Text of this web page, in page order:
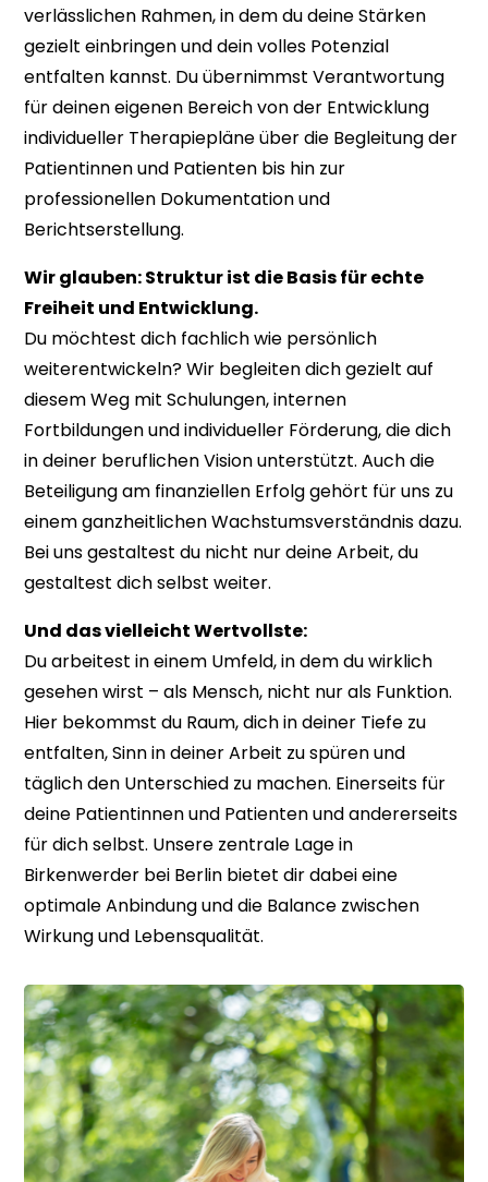
verlässlichen Rahmen, in dem du deine Stärken
gezielt einbringen und dein volles Potenzial
entfalten kannst. Du übernimmst Verantwortung
für deinen eigenen Bereich von der Entwicklung
individueller Therapiepläne über die Begleitung der
Patientinnen und Patienten bis hin zur
professionellen Dokumentation und
Berichtserstellung.
Wir glauben: Struktur ist die Basis für echte
Freiheit und Entwicklung.
Du möchtest dich fachlich wie persönlich
weiterentwickeln? Wir begleiten dich gezielt auf
diesem Weg mit Schulungen, internen
Fortbildungen und individueller Förderung, die dich
in deiner beruflichen Vision unterstützt. Auch die
Beteiligung am finanziellen Erfolg gehört für uns zu
einem ganzheitlichen Wachstumsverständnis dazu.
Bei uns gestaltest du nicht nur deine Arbeit, du
gestaltest dich selbst weiter.
Und das vielleicht Wertvollste:
Du arbeitest in einem Umfeld, in dem du wirklich
gesehen wirst – als Mensch, nicht nur als Funktion.
Hier bekommst du Raum, dich in deiner Tiefe zu
entfalten, Sinn in deiner Arbeit zu spüren und
täglich den Unterschied zu machen. Einerseits für
deine Patientinnen und Patienten und andererseits
für dich selbst. Unsere zentrale Lage in
Birkenwerder bei Berlin bietet dir dabei eine
optimale Anbindung und die Balance zwischen
Wirkung und Lebensqualität.